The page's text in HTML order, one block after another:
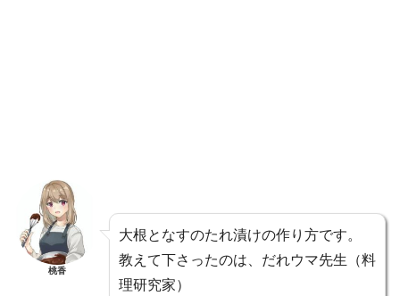
桃香
大根となすのたれ漬けの作り方です。
教えて下さったのは、だれウマ先生（料
理研究家）